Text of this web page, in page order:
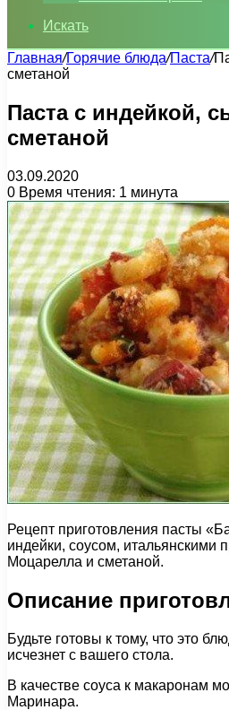
Искать
Главная/Горячие блюда/Паста/
сметаной
Паста с индейкой,
сметаной
03.09.2020
0 Время чтения: 1 минута
Рецепт приготовления пасты
индейки, соусом, итальянскими
Моцарелла и сметаной.
Описание
Будьте готовы к тому, что это
исчезнет с вашего стола.
В качестве соуса к макаронам
Маринара.